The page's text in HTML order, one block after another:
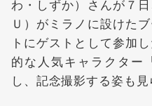
わ・しずか）さんが７
Ｕ）がミラノに設けた
トにゲストとして参加
的な人気キャラクター
し、記念撮影する姿も見